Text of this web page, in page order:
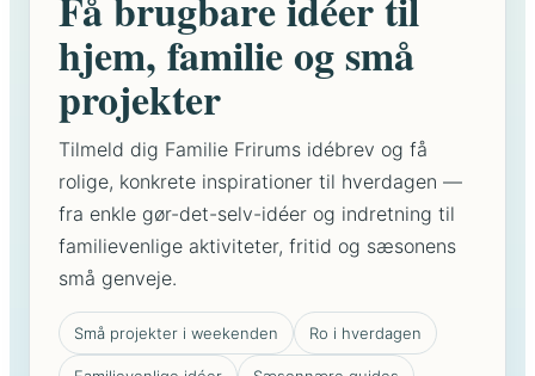
n
o
d
:
D
e
b
e
s
t
hjem, familie og små
projekter
Tilmeld dig Familie Frirums idébrev og få
rolige, konkrete inspirationer til hverdagen —
fra enkle gør-det-selv-idéer og indretning til
familievenlige aktiviteter, fritid og sæsonens
små genveje.
Små projekter i weekenden Ro i hverdagen